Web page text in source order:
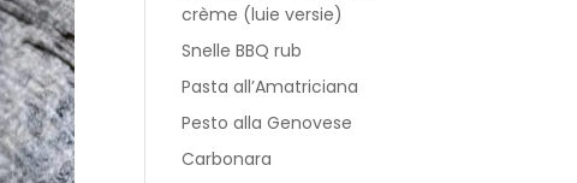
crème (luie versie)
Snelle BBQ rub
Pasta all’Amatriciana
Pesto alla Genovese
Carbonara